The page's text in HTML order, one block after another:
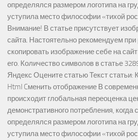
определялся размером логотипа на
уступила место философии «тихой
Внимание! В статье присутствует
сайта. Настоятельно рекомендуем
скопировать изображение себе на
его. Количество символов в статье
Яндекс Оцените статью Текст статьи:
Html Cменить отображение В
происходит глобальная переоценка
демонстративного потребления, когда
определялся размером логотипа на
уступила место философии «тихой